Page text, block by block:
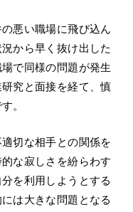
悪い職場に飛び込ん
から早く抜け出した
で同様の問題が発生
究と面接を経て、慎
。
切な相手との関係を
な寂しさを紛らわす
を利用しようとする
は大きな問題となる